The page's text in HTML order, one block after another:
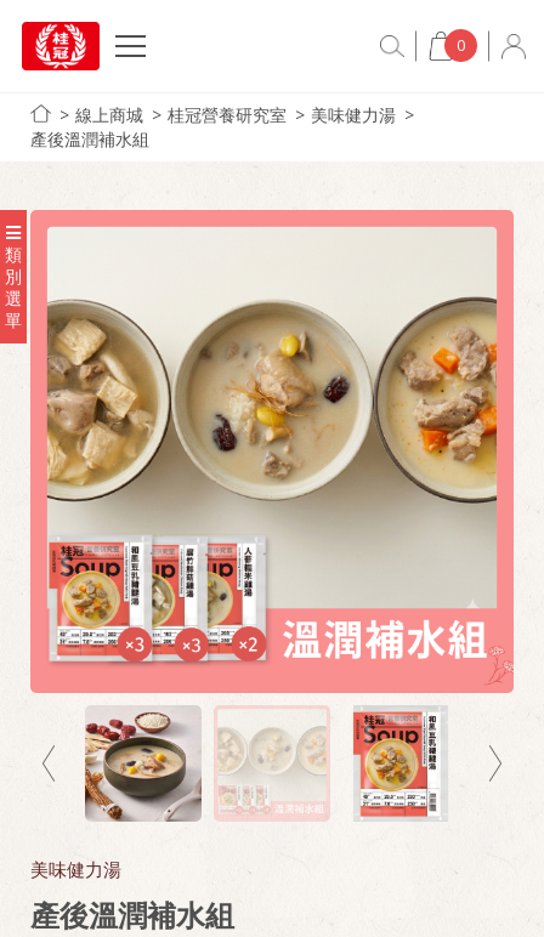
0
線上商城 桂冠營養研究室
美味健力湯
產後溫潤補水組
類
別
選
單
美味健力湯
產後溫潤補水組